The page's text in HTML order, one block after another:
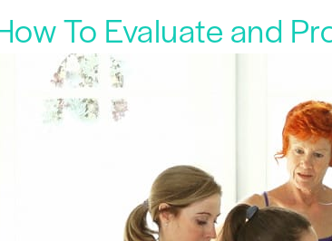
To Evaluate and